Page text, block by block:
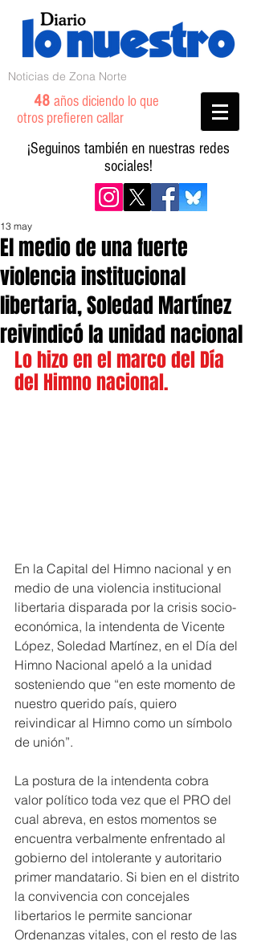
Noticias de Zona Norte
48 años diciendo lo que
otros prefieren callar
¡Seguinos también en nuestras redes
sociales!
El medio de una fuerte
violencia institucional
libertaria, Soledad Martínez
reivindicó la unidad nacional
13 may
Lo hizo en el marco del Día
del Himno nacional.
En la Capital del Himno nacional y en
medio de una violencia institucional
libertaria disparada por la crisis socio-
económica, la intendenta de Vicente
López, Soledad Martínez, en el Día del
Himno Nacional apeló a la unidad
sosteniendo que “en este momento de
nuestro querido país, quiero
reivindicar al Himno como un símbolo
de unión”.
La postura de la intendenta cobra
valor político toda vez que el PRO del
cual abreva, en estos momentos se
encuentra verbalmente enfrentado al
gobierno del intolerante y autoritario
primer mandatario. Si bien en el distrito
la convivencia con concejales
libertarios le permite sancionar
Ordenanzas vitales, con el resto de las